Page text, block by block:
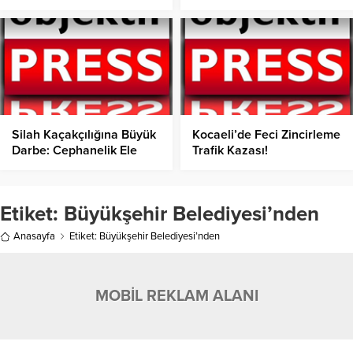
Panathinaikos’a Konuk
Oluyor!
Silah Kaçakçılığına Büyük
Darbe: Cephanelik Ele
Kocaeli’de Feci Zincirleme
Trafik Kazası!
Etiket: Büyükşehir Belediyesi’nden
Anasayfa Etiket: Büyükşehir Belediyesi’nden
MOBİL REKLAM ALANI